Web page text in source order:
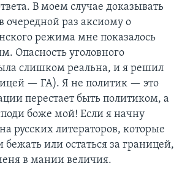
В моем случае доказывать
очередной раз аксиому о
режима мне показалось
Опасность уголовного
слишком реальна, и я решил
— ГА). Я не политик — это
перестает быть политиком, а
боже мой! Если я начну
русских литераторов, которые
или остаться за границей,
в мании величия.